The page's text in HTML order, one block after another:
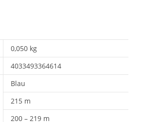
0,050 kg
4033493364614
Blau
215 m
200 – 219 m